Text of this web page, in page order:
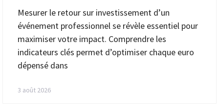
Mesurer le retour sur investissement d’un
événement professionnel se révèle essentiel pour
maximiser votre impact. Comprendre les
indicateurs clés permet d’optimiser chaque euro
dépensé dans
3 août 2026